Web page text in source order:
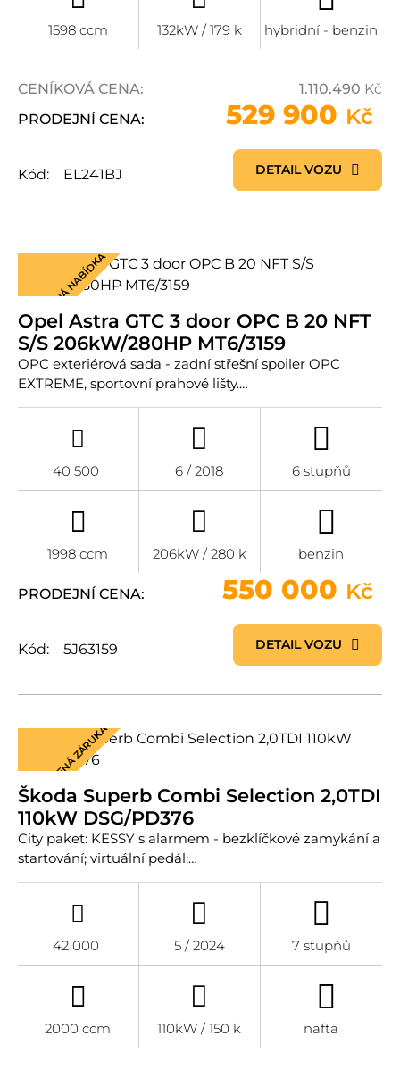
1598 ccm 132kW / 179 k hybridní - benzin
CENÍKOVÁ CENA: 1.110.490 Kč
PRODEJNÍ CENA:
529 900 Kč
Kód: EL241BJ DETAIL VOZU
MIMOŘÁDNÁ NABÍDKA
Opel Astra GTC 3 door OPC B 20 NFT
S/S 206kW/280HP MT6/3159
OPC exteriérová sada - zadní střešní spoiler OPC
EXTREME, sportovní prahové lišty.…
40 500 6 / 2018 6 stupňů
1998 ccm 206kW / 280 k benzin
PRODEJNÍ CENA: 550 000 Kč
Kód: 5J63159 DETAIL VOZU
PRODLOUŽENÁ ZÁRUKA
Škoda Superb Combi Selection 2,0TDI
110kW DSG/PD376
City paket: KESSY s alarmem - bezklíčkové zamykání a
startování; virtuální pedál;…
42 000 5 / 2024 7 stupňů
2000 ccm 110kW / 150 k nafta